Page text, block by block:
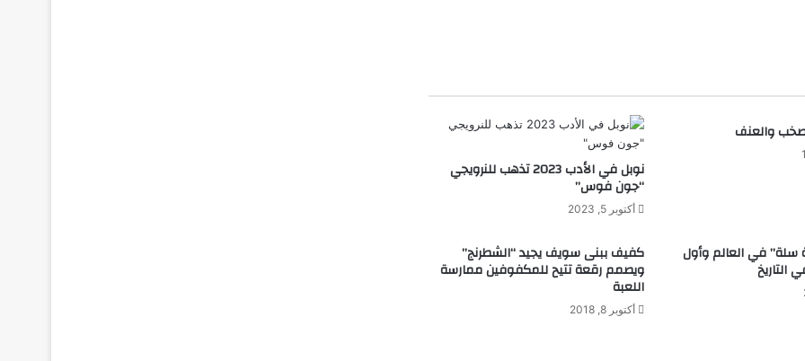
ر
.
ذ
ا
والعنف
نوبل في الأدب 2023 تذهب للنرويجي
“جون فوس”
أكتوبر 5, 2023
سلة” في العالم وأول
التاريخ
كفيف ببنى سويف يجيد “الشطرنج”
ويصمم رقعة تتيح للمكفوفين ممارسة
اللعبة
أكتوبر 8, 2018